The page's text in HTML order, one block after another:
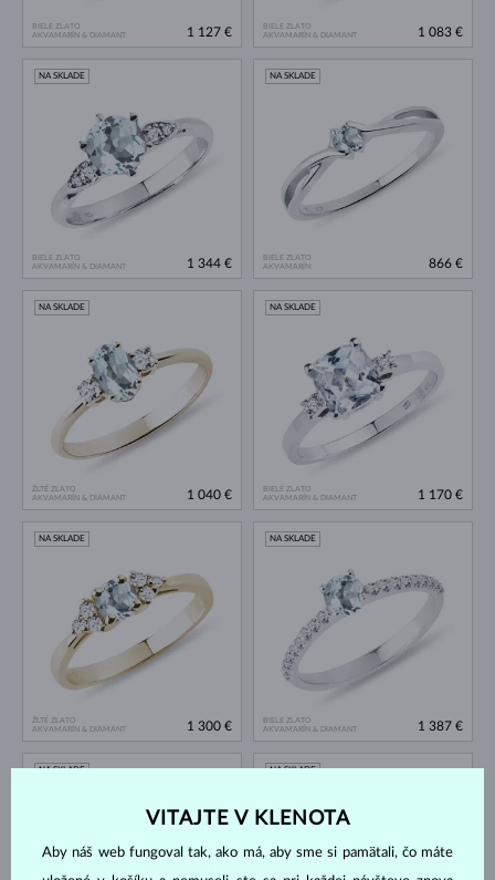
BIELE ZLATO
AKVAMARÍN & DIAMANT
1 127 €
BIELE ZLATO
AKVAMARÍN & DIAMANT
1 083 €
BIELE ZLATO
AKVAMARÍN & DIAMANT
NA SKLADE
1 344 €
BIELE ZLATO
AKVAMARÍN
NA SKLADE
866 €
ŽLTÉ ZLATO
AKVAMARÍN & DIAMANT
NA SKLADE
1 040 €
BIELE ZLATO
AKVAMARÍN & DIAMANT
NA SKLADE
1 170 €
ŽLTÉ ZLATO
AKVAMARÍN & DIAMANT
NA SKLADE
1 300 €
BIELE ZLATO
AKVAMARÍN & DIAMANT
NA SKLADE
1 387 €
NA SKLADE NA SKLADE
VITAJTE V KLENOTA
Aby náš web fungoval tak, ako má, aby sme si pamätali, čo máte